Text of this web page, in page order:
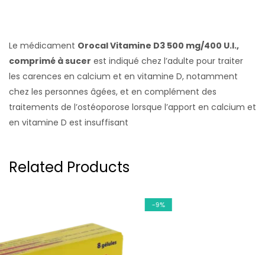
Le médicament Orocal Vitamine D3 500 mg/400 U.I.,
comprimé à sucer est indiqué chez l’adulte pour traiter
les carences en calcium et en vitamine D, notamment
chez les personnes âgées, et en complément des
traitements de l’ostéoporose lorsque l’apport en calcium et
en vitamine D est insuffisant
Related Products